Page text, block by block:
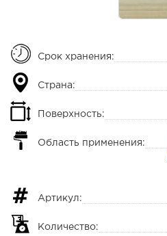
Срок хранения:
Страна:
Поверхность:
Область применения:
Артикул:
Количество: